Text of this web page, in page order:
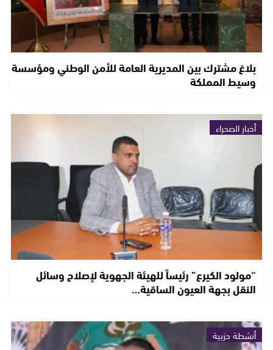
بلاغ مشترك بين المديرية العامة للأمن الوطني ومؤسسة
وسيط المملكة
أخبار الصحراء
“مولود الكيرع” رئيساً للهيئة الجهوية لإصلاح وسائل
النقل بجهة العيون الساقية…
أنشطة حزبية